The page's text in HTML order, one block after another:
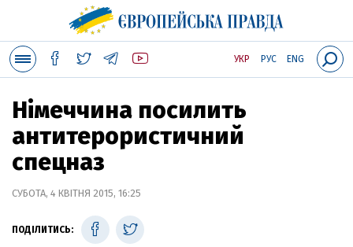
УКР РУС ENG
Німеччина посилить
антитерористичний
спецназ
СУБОТА, 4 КВІТНЯ 2015, 16:25
ПОДІЛИТИСЬ: